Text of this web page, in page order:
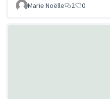
Marie Noëlle 2 0